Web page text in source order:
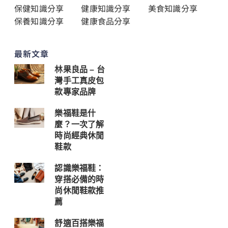
保健知識分享 健康知識分享
美食知識分享
保養知識分享
健康食品分享
最新文章
林果良品 – 台
灣手工真皮包
款專家品牌
樂福鞋是什
麼？一次了解
時尚經典休閒
鞋款
認識樂福鞋：
穿搭必備的時
尚休閒鞋款推
薦
舒適百搭樂福